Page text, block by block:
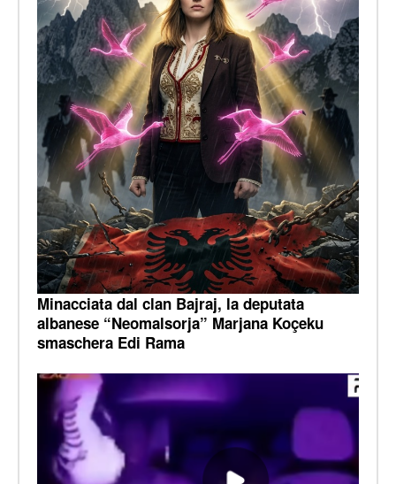
Minacciata dal clan Bajraj, la deputata
albanese “Neomalsorja” Marjana Koçeku
smaschera Edi Rama